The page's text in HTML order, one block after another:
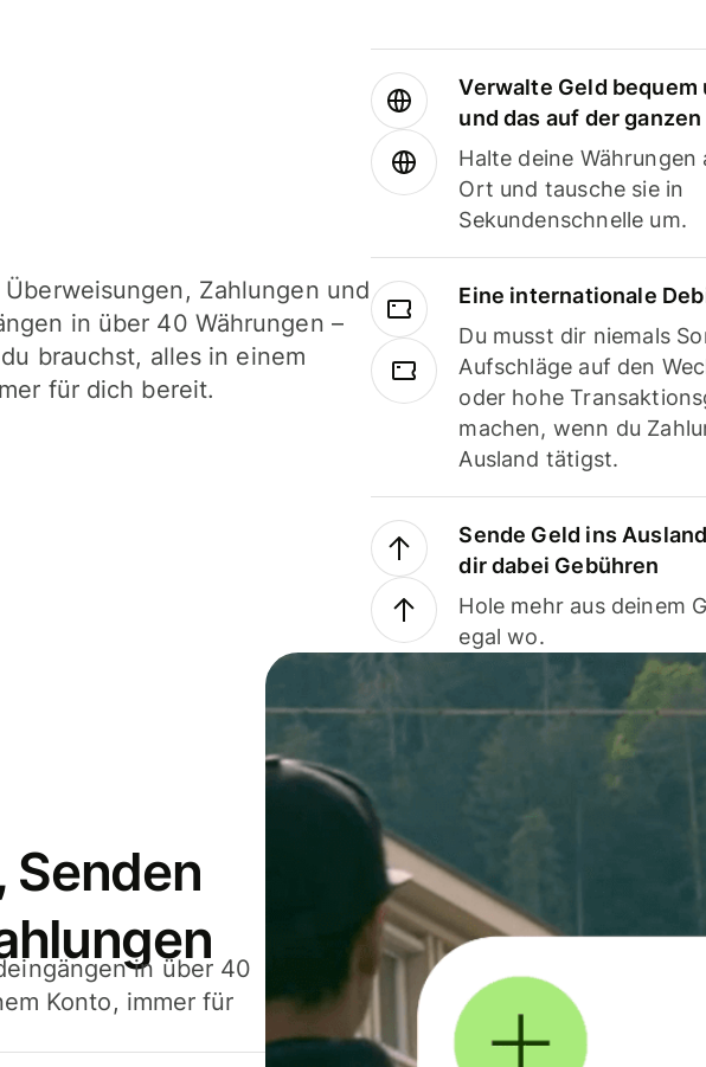
Zahlungen und
in über 40 Währungen –
brauchst, alles in einem
für dich bereit.
Verwalte Geld bequem
und das auf der ganzen
Halte deine Währungen
Ort und tausche sie in
Sekundenschnelle um.
Eine internationale
Du musst dir niemals
Aufschläge auf den
oder hohe
machen, wenn du
Ausland tätigst.
Sende Geld ins
dir dabei Gebühren
Hole mehr aus deinem
egal wo.
Senden
in über 40
Konto, immer für